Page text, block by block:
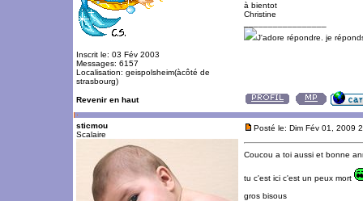
Inscrit le: 03 Fév 2003
Messages: 6157
Localisation: geispolsheim(àcôté de
strasbourg)
à bientot
Christine
J'adore répondre. je
Revenir en haut
sticmou
Scalaire
Posté le: Dim Fév 01, 2009
Coucou a toi aussi et bonne
tu c'est ici c'est un peux mort
gros bisous